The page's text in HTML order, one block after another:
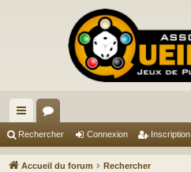
ac
co
or
u
Rechercher Connexion Inscription
Accueil du forum Rechercher